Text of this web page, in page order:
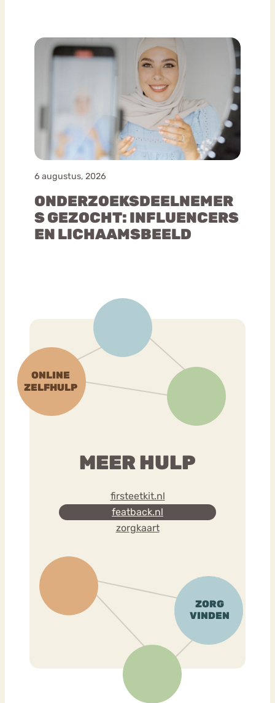
6 augustus, 2026
ONDERZOEKSDEELNEMER
S GEZOCHT: INFLUENCERS
EN LICHAAMSBEELD
MEER HULP
firsteetkit.nl
featback.nl
zorgkaart